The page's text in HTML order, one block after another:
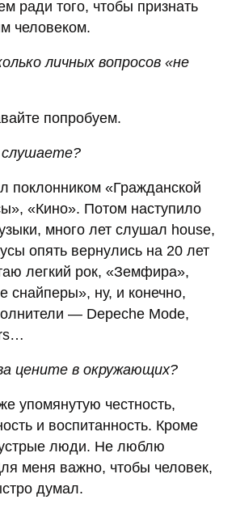
ради того, чтобы признать
человеком.
личных вопросов «не
попробуем.
«Гражданской
«Кино». Потом наступило
много лет слушал house,
опять вернулись на 20 лет
легкий рок, «Земфира»,
снайперы», ну, и конечно,
— Depeche Mode,
цените в окружающих?
упомянутую честность,
и воспитанность. Кроме
люди. Не люблю
меня важно, чтобы человек,
думал.